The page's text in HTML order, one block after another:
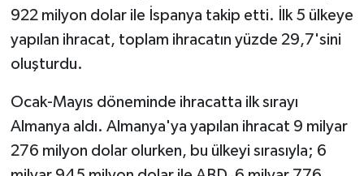
922 milyon dolar ile İspanya takip etti. İlk 5 ülkeye
yapılan ihracat, toplam ihracatın yüzde 29,7'sini
oluşturdu.
Ocak-Mayıs döneminde ihracatta ilk sırayı
Almanya aldı. Almanya'ya yapılan ihracat 9 milyar
276 milyon dolar olurken, bu ülkeyi sırasıyla; 6